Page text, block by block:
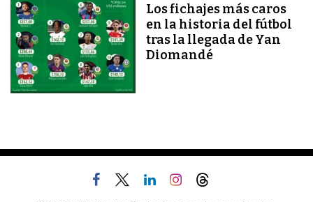
Los fichajes más caros
en la historia del fútbol
tras la llegada de Yan
Diomandé